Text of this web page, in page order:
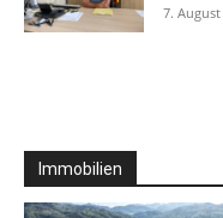
7. August
Immobilien